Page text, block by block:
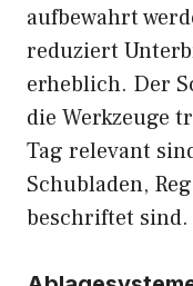
aufbewahrt
reduziert
erheblich. Der
die Werkzeuge
Tag relevant
Schubladen,
beschriftet sind.